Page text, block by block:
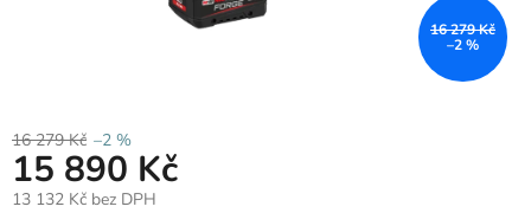
16 279 Kč
–2 %
16 279 Kč –2 %
15 890 Kč
13 132 Kč bez DPH